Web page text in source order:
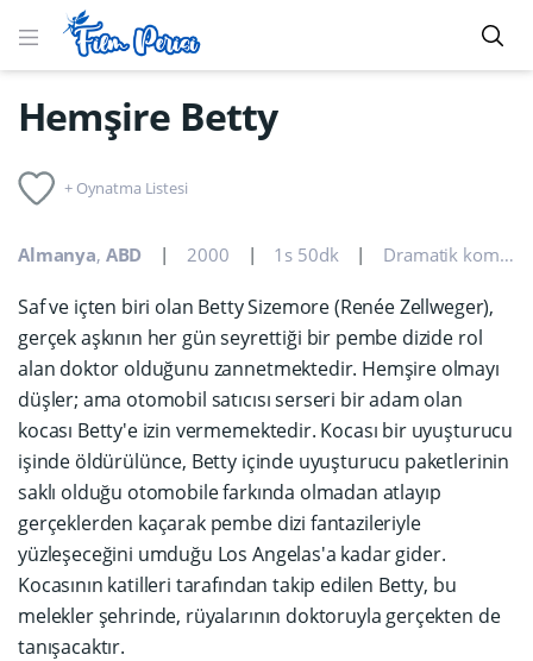
Hemşire Betty
+ Oynatma Listesi
Almanya, ABD 2000 1s 50dk Dramatik komedi
Saf ve içten biri olan Betty Sizemore (Renée Zellweger),
gerçek aşkının her gün seyrettiği bir pembe dizide rol
alan doktor olduğunu zannetmektedir. Hemşire olmayı
düşler; ama otomobil satıcısı serseri bir adam olan
kocası Betty'e izin vermemektedir. Kocası bir uyuşturucu
işinde öldürülünce, Betty içinde uyuşturucu paketlerinin
saklı olduğu otomobile farkında olmadan atlayıp
gerçeklerden kaçarak pembe dizi fantazileriyle
yüzleşeceğini umduğu Los Angelas'a kadar gider.
Kocasının katilleri tarafından takip edilen Betty, bu
melekler şehrinde, rüyalarının doktoruyla gerçekten de
tanışacaktır.